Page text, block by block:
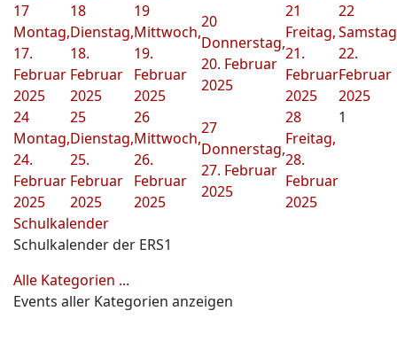
17
Montag,
17.
Februar
2025
18
Dienstag,
18.
Februar
2025
19
Mittwoch,
19.
Februar
2025
20
Donnerstag,
20. Februar
2025
21
Freitag,
21.
Februar
2025
22
22.
Februar
2025
24
Montag,
24.
Februar
2025
25
Dienstag,
25.
Februar
2025
26
Mittwoch,
26.
Februar
2025
27
Donnerstag,
27. Februar
2025
28
Freitag,
28.
Februar
2025
1
Schulkalender
Schulkalender der ERS1
Alle Kategorien ...
Events aller Kategorien anzeigen